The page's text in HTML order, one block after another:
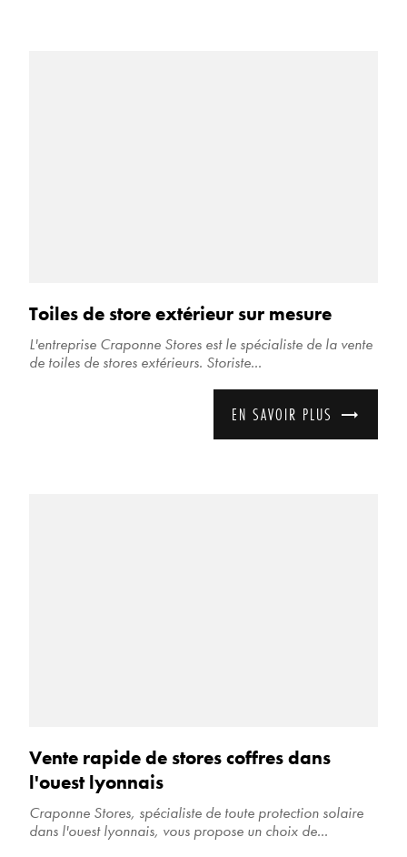
Toiles de store extérieur sur mesure
L'entreprise Craponne Stores est le spécialiste de la vente
de toiles de stores extérieurs. Storiste...
EN SAVOIR PLUS
Vente rapide de stores coffres dans
l'ouest lyonnais
Craponne Stores, spécialiste de toute protection solaire
dans l'ouest lyonnais, vous propose un choix de...